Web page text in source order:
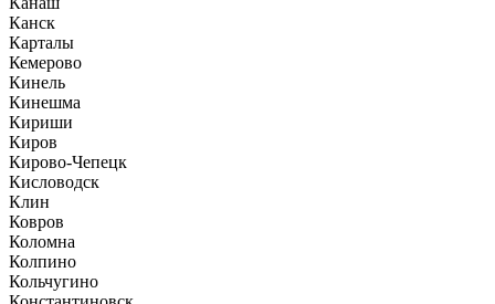
Канск
Карталы
Кемерово
Кинель
Кинешма
Кириши
Киров
Кирово-Чепецк
Кисловодск
Клин
Ковров
Коломна
Колпино
Кольчугино